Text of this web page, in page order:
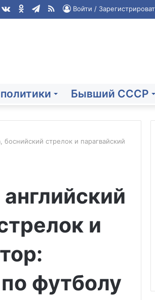
Войти /
RSS
Telegram
Одноклассники
vk.com
Бывший СССР
боснийский стрелок и парагвайский
и
футболу
Европы
запутавшимися
в
органах
Захарова назвала Совет
Европы клоунами,
запутавшимися в половых
органах